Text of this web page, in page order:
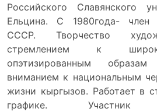
Российского Славянского
Ельцина. С 1980года- член
СССР. Творчество
стремлением к
опэтизированным
вниманием к национальным
жизни кыргызов. Работает в
графике. Участник